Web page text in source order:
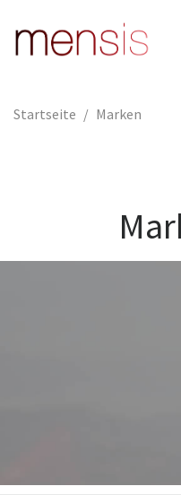
Startseite Marken